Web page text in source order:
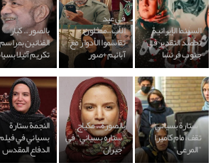
السينما الإيرانية
تحصد التقدير في
جنوب فرنسا
في عيد
الأب..ممثلون
تقاسموا الأدوار مع
آبائهم+صور
بالصور.. كبار
الفنانين بمراسم
تكريم آتيلا
"ستارة بسياني"
تقف أمام كاميرا
"المرعى"
بالصورة.. مكياج
"ستاره بسياني" في
"جيران"
النجمة ستارة
بسياني في
الدفاع المقدس